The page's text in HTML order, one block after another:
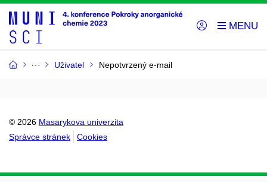
Uživatel Nepotvrzený e-mail
© 2026 Masarykova univerzita
Správce stránek
Cookies